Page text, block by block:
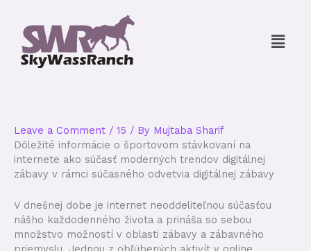
content
Menu
Leave a Comment / 15 / By Mujtaba Sharif
Dôležité informácie o športovom stávkovaní na
internete ako súčasť moderných trendov digitálnej
zábavy v rámci súčasného odvetvia digitálnej zábavy
V dnešnej dobe je internet neoddeliteľnou súčasťou
nášho každodenného života a prináša so sebou
množstvo možností v oblasti zábavy a zábavného